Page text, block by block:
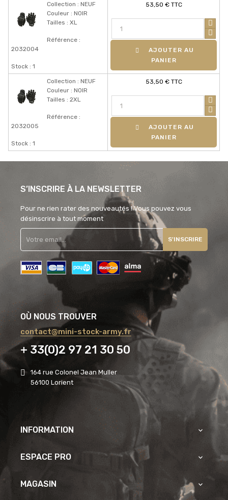
Collection : NEUF
Couleur : NOIR
Tailles : XL
Référence :
2032004
Stock : 1
53,50 € TTC
PANIER
Collection : NEUF
Couleur : NOIR
Tailles : 2XL
Référence :
2032005
Stock : 1
53,50 € TTC
PANIER
S’INSCRIRE À LA NEWSLETTER
Pour ne rien rater des nouveautés ! Vous pouvez vous
désinscrire à tout moment
S'INSCRIRE
OÙ NOUS TROUVER
contact@mini-stock-army.fr
+ 33(0)2 97 21 30 50
164 rue Colonel Jean Muller
56100 Lorient
INFORMATION 
ESPACE PRO 
MAGASIN 